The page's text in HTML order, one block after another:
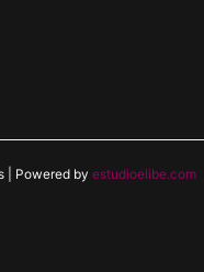
| Powered by estudioelibe.com